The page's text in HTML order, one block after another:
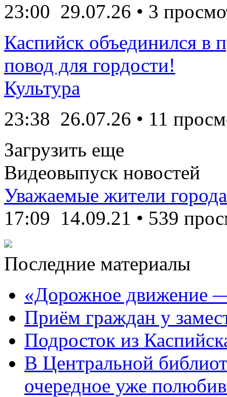
23:00 29.07.26 • 3
Каспийск объединился в
повод для гордости!
Культура
23:38 26.07.26 • 11
Загрузить еще
Видеовыпуск новостей
Уважаемые жители
17:09 14.09.21 • 539
Последние материалы
«Дорожное движение
Приём граждан у
Подросток из
В Центральной
очередное уже